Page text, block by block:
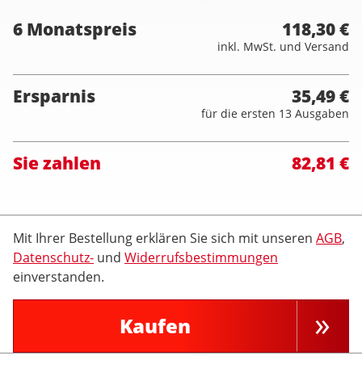
6 Monatspreis 118,30 €
inkl. MwSt. und Versand
Ersparnis 35,49 €
für die ersten 13 Ausgaben
Sie zahlen 82,81 €
Mit Ihrer Bestellung erklären Sie sich mit unseren AGB,
Datenschutz- und Widerrufsbestimmungen
einverstanden.
Kaufen